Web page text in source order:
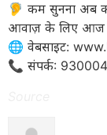
🦻 कम सुनना अब
आवाज़ के लिए आज
​🌐 वेबसाइट:
📞 संपर्क: